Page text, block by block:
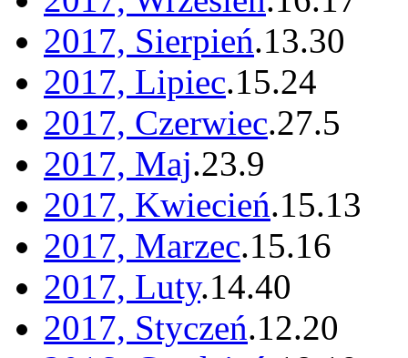
2017, Sierpień.13.30
2017, Lipiec.15.24
2017, Czerwiec.27.5
2017, Maj.23.9
2017, Kwiecień.15.13
2017, Marzec.15.16
2017, Luty.14.40
2017, Styczeń.12.20